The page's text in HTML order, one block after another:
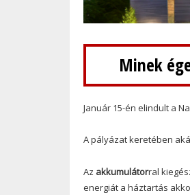
Minek
Január 15-én elindult a
A pályázat keretében
Az akkumulátorral
energiát a háztartás